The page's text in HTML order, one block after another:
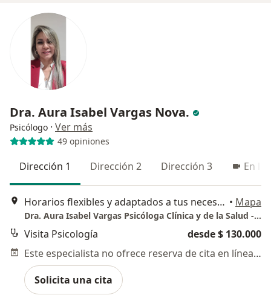
Dra. Aura Isabel Vargas Nova.
Psicólogo · Ver más
49 opiniones
Dirección 1 Dirección 2 Dirección 3 En
Horarios flexibles y adaptados a tus necesidades. " Virtual "- Carrera 70 # 22 -35, Bogotá • Mapa
Dra. Aura Isabel Vargas Psicóloga Clínica y de la Salud -Consulta virtual Bogotá
Visita Psicología
desde $ 130.000
Este especialista no ofrece reserva de cita en línea en esta dirección.
Solicita una cita